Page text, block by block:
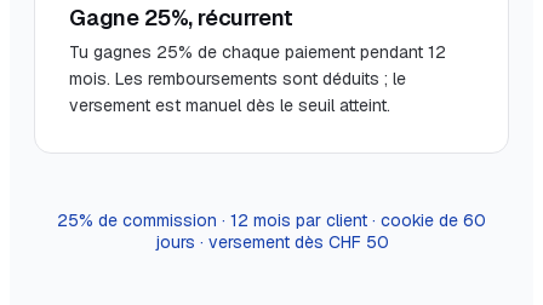
Gagne 25%, récurrent
Tu gagnes 25% de chaque paiement pendant 12
mois. Les remboursements sont déduits ; le
versement est manuel dès le seuil atteint.
25% de commission · 12 mois par client · cookie de 60
jours · versement dès CHF 50